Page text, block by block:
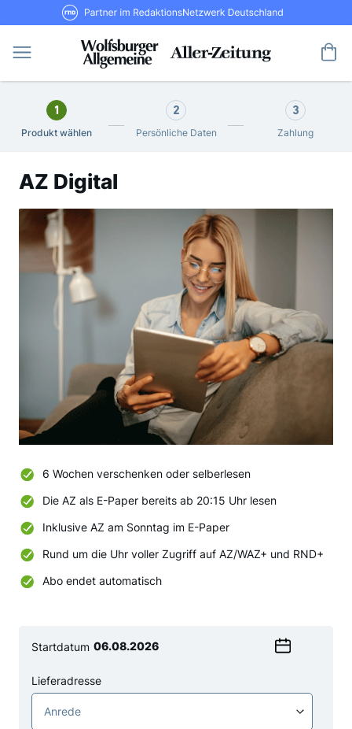
Direkt
zum
Inhalt
RND Partner im RedaktionsNetzwerk
1
Produkt wählen
2
Persönliche Daten
3
Zahlung
AZ Digital
6 Wochen verschenken oder selberlesen
Die AZ als E-Paper bereits ab 20:15 Uhr lesen
Inklusive AZ am Sonntag im E-Paper
Rund um die Uhr voller Zugriff auf AZ/WAZ+ und RND+
Abo endet automatisch
Startdatum
ein
Datum
Lieferadresse